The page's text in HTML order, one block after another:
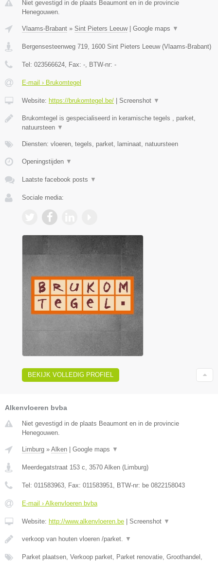
Niet gevestigd in de plaats Beaumont en in de provincie
Henegouwen.
Vlaams-Brabant » Sint Pieters Leeuw| Google maps ▼
Bergensesteenweg 719, 1600 Sint Pieters Leeuw(Vlaams-Brabant)
Tel: 023566624, Fax: -, BTW-nr: -
E-mail › Brukomtegel
Website: https://brukomtegel.be/ Screenshot ▼
Brukomtegel is gespecialiseerd in keramische tegels , parket,
natuursteen ▼
Diensten: vloeren, tegels, parket, laminaat, natuursteen
Openingstijden ▼
Laatste facebook posts ▼
Sociale media:
BEKIJK VOLLEDIG PROFIEL
Alkenvloeren bvba
Niet gevestigd in de plaats Beaumont en in de provincie
Henegouwen.
Limburg » Alken Google maps ▼
Meerdegatstraat 153 c, 3570 Alken (Limburg)
Tel: 011583963, Fax: 011583951, BTW-nr: be 0822158043
E-mail › Alkenvloeren bvba
Website: http://www.alkenvloeren.be Screenshot ▼
verkoop van houten vloeren /parket. ▼
Parket plaatsen, Verkoop parket, Parket renovatie, Groothandel,